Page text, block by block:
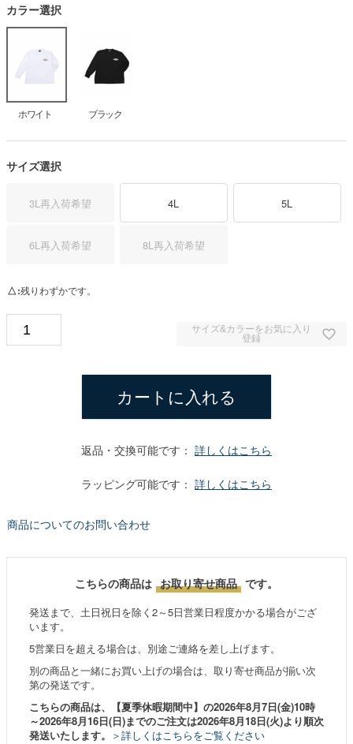
カラー選択
ホワイト ブラック
サイズ選択
3L再入荷希望 4L 5L
6L再入荷希望 8L再入荷希望
△ 残りわずかです。
サイズ&カラーをお気に入り
登録
カートに入れる
返品・交換可能です： 詳しくはこちら
ラッピング可能です： 詳しくはこちら
商品についてのお問い合わせ
こちらの商品は お取り寄せ商品 です。
発送まで、土日祝日を除く2～5日営業日程度かかる場合がござ
います。
5営業日を超える場合は、別途ご連絡を差し上げます。
別の商品と一緒にお買い上げの場合は、取り寄せ商品が揃い次
第の発送です。
こちらの商品は、【夏季休暇期間中】の2026年8月7日(金)10時
～2026年8月16日(日)までのご注文は2026年8月18日(火)より順次
発送いたします。 ＞詳しくはこちらをご覧ください